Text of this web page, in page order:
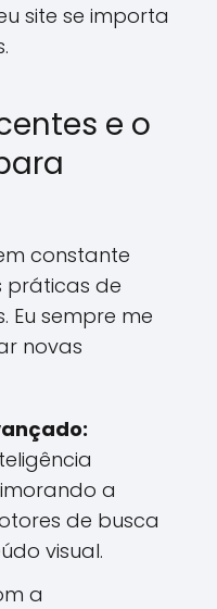
site se importa
e o
constante
práticas de
Eu sempre me
novas
a
de busca
visual.
a